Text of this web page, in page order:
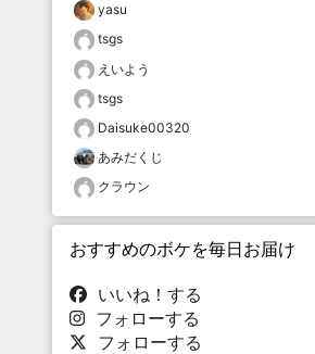
yasu
tsgs
えいよう
tsgs
Daisuke00320
あみだくじ
クラウン
おすすめのボケを毎日お届け
いいね！する
フォローする
フォローする